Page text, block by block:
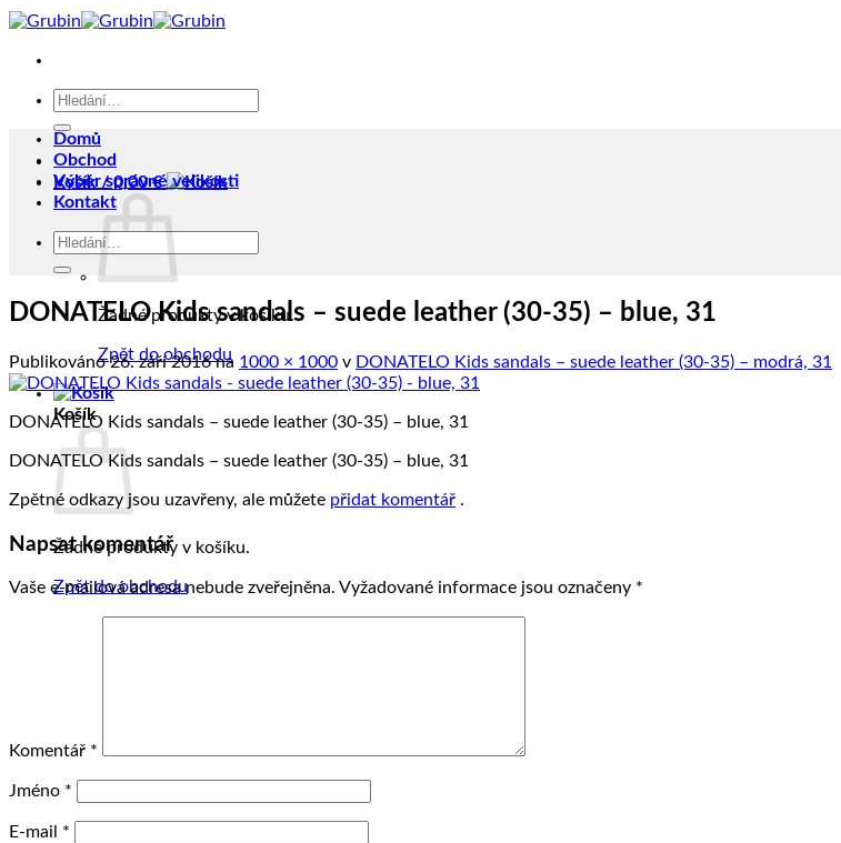
Hledat:
Košík /0,00€
Žádné produkty v košíku.
Zpět do obchodu
Košík
Žádné produkty v košíku.
Zpět do obchodu
Domů
Obchod
Výběr správné velikosti
Kontakt
Hledat:
DONATELO Kids sandals – suede leather (30-35) – blue, 31
Publikováno26. září 2016na 1000 × 1000 v DONATELO Kids sandals – suede leather (30-35) – modrá, 31
DONATELO Kids sandals – suede leather (30-35) – blue, 31
DONATELO Kids sandals – suede leather (30-35) – blue, 31
Zpětné odkazy jsou uzavřeny, ale můžete přidat komentář .
Napsat komentář
Vaše e-mailová adresa nebude zveřejněna. Vyžadované informace jsou označeny *
Komentář *
Jméno *
E-mail *